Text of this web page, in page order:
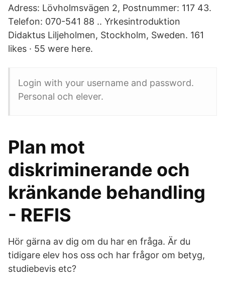
Adress: Lövholmsvägen 2, Postnummer: 117 43.
Telefon: 070-541 88 .. Yrkesintroduktion
Didaktus Liljeholmen, Stockholm, Sweden. 161
likes · 55 were here.
Login with your username and password.
Personal och elever.
Plan mot
diskriminerande och
kränkande behandling
- REFIS
Hör gärna av dig om du har en fråga. Är du
tidigare elev hos oss och har frågor om betyg,
studiebevis etc?